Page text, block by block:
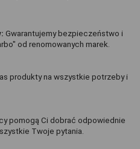
Gwarantujemy bezpieczeństwo i
od renomowanych marek.
produkty na wszystkie potrzeby i
pomogą Ci dobrać odpowiednie
Twoje pytania.